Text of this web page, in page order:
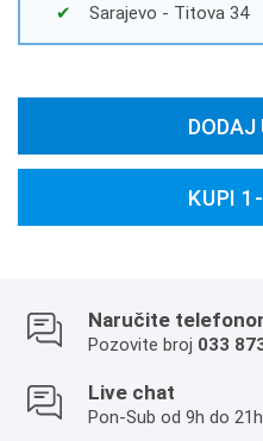
Sarajevo - Titova 34
DODAJ
KUPI
Naručite
Pozovite broj 033
Live chat
Pon-Sub od 9h do 21h